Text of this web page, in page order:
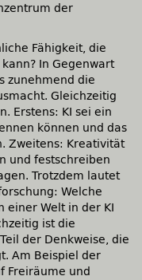
der
Fähigkeit, die
In Gegenwart
zunehmend die
Gleichzeitig
Erstens: KI sei ein
können und das
Zweitens: Kreativität
und festschreiben
Trotzdem lautet
Welche
einer Welt in der KI
ist die
der Denkweise, die
Am Beispiel der
Freiräume und